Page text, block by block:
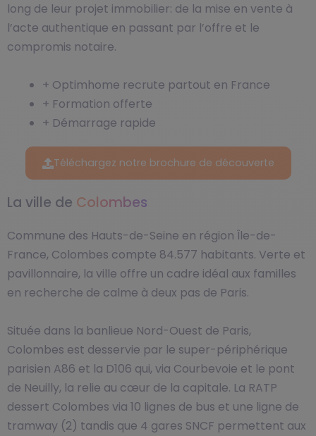
long de leur projet immobilier: de la mise en vente à
l’acte authentique en passant par l’offre et le
compromis notaire.
+ Optimhome recrute partout en France
+ Formation offerte
+ Démarrage rapide
Téléchargez notre brochure de découverte
La ville de Colombes
Commune des Hauts-de-Seine en région Île-de-
France, Colombes compte 84.577 habitants. Verte et
pavillonnaire, la ville offre un cadre idéal aux familles
en recherche de calme à deux pas de Paris.
Située dans la banlieue Nord-Ouest de Paris,
Colombes est desservie par le super-périphérique
parisien A86 et la D106 qui, via Courbevoie et le pont
de Neuilly, la relie au cœur de la capitale. La RATP
dessert Colombes via 10 lignes de bus et une ligne de
tramway (2) tandis que 4 gares SNCF permettent aux